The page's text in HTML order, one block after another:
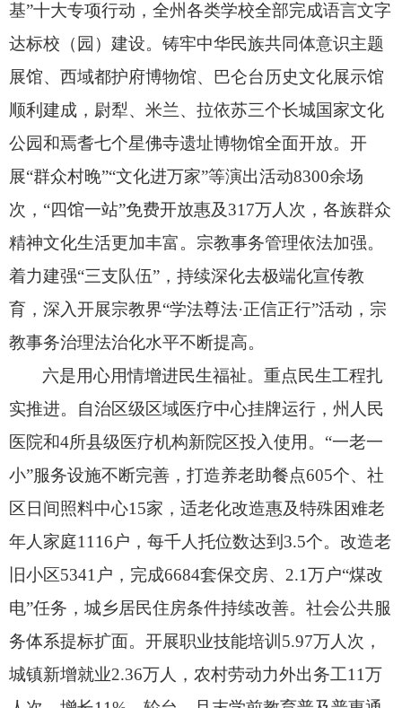
基”十大专项行动， 全州各类学校全部完成语言文字
达标校（园）建设。 铸牢中华民族共同体意识主题
展馆、 西域都护府博物馆、
巴仑台历史文化展示馆
顺利建成， 尉犁、 米兰、 拉依苏三个长城国家文化
公园和焉耆七个星佛寺遗址博物馆全面开放。 开
展“群众村晚”“文化进万家”等演出活动8300余场
次， “四馆一站”免费开放惠及317万人次， 各族群众
精神文化生活更加丰富。 宗教事务管理依法加强。
着力建强“三支队伍”， 持续深化去极端化宣传教
育， 深入开展宗教界“学法尊法·正信正行”活动， 宗
教事务治理法治化水平不断提高。
六是用心用情增进民生福祉。重点民生工程扎
实推进。 自治区级区域医疗中心挂牌运行， 州人民
医院和4所县级医疗机构新院区投入使用。 “一老一
小”服务设施不断完善， 打造养老助餐点605个、 社
区日间照料中心15家， 适老化改造惠及特殊困难老
年人家庭1116户， 每千人托位数达到3.5个。 改造老
旧小区5341户， 完成6684套保交房、 2.1万户“煤改
电”任务， 城乡居民住房条件持续改善。 社会公共服
务体系提标扩面。 开展职业技能培训5.97万人次，
城镇新增就业2.36万人， 农村劳动力外出务工11万